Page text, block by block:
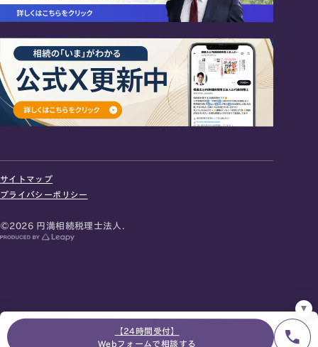
【24時間受付】
Webフォームで相談する
お急ぎの方は電話で面談予約
サイトマップ
プライバシーポリシー
©2026 円満相続税理士法人.